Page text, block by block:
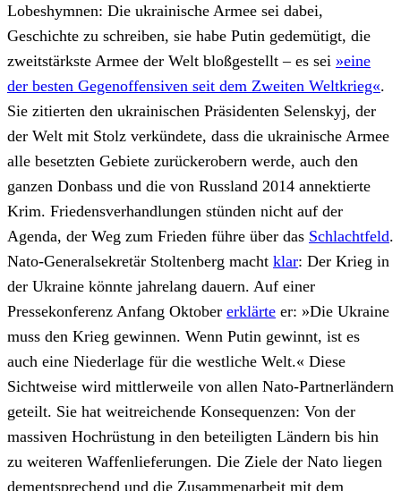
Lobeshymnen: Die ukrainische Armee sei dabei,
Geschichte zu schreiben, sie habe Putin gedemütigt, die
zweitstärkste Armee der Welt bloßgestellt – es sei »eine
der besten Gegenoffensiven seit dem Zweiten Weltkrieg«.
Sie zitierten den ukrainischen Präsidenten Selenskyj, der
der Welt mit Stolz verkündete, dass die ukrainische Armee
alle besetzten Gebiete zurückerobern werde, auch den
ganzen Donbass und die von Russland 2014 annektierte
Krim. Friedensverhandlungen stünden nicht auf der
Agenda, der Weg zum Frieden führe über das Schlachtfeld.
Nato-Generalsekretär Stoltenberg macht klar: Der Krieg in
der Ukraine könnte jahrelang dauern. Auf einer
Pressekonferenz Anfang Oktober erklärte er: »Die Ukraine
muss den Krieg gewinnen. Wenn Putin gewinnt, ist es
auch eine Niederlage für die westliche Welt.« Diese
Sichtweise wird mittlerweile von allen Nato-Partnerländern
geteilt. Sie hat weitreichende Konsequenzen: Von der
massiven Hochrüstung in den beteiligten Ländern bis hin
zu weiteren Waffenlieferungen. Die Ziele der Nato liegen
dementsprechend und die Zusammenarbeit mit dem